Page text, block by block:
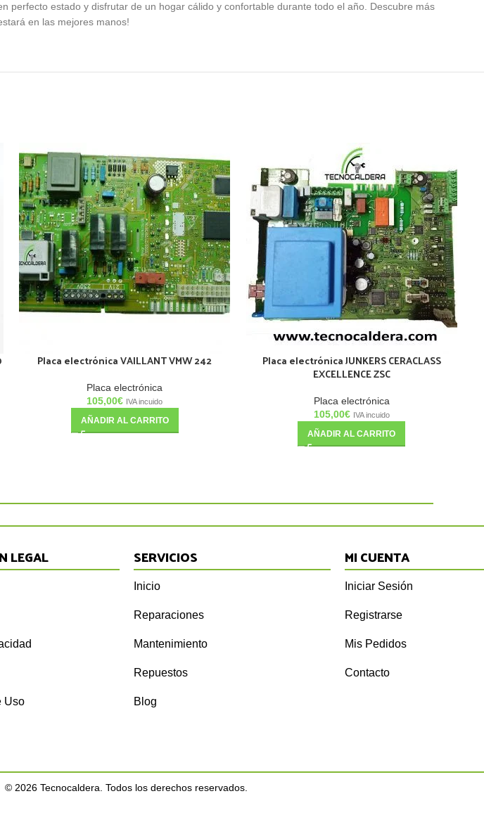
perfecto estado y disfrutar de un hogar cálido y confortable durante todo el año. Descubre más
en las mejores manos!
Placa electrónica VAILLANT VMW 242
Placa electrónica
105,00€ IVA incuido
AÑADIR AL CARRITO
Placa electrónica JUNKERS CERACLASS
EXCELLENCE ZSC
Placa electrónica
105,00€ IVA incuido
AÑADIR AL CARRITO
LEGAL
Uso
SERVICIOS
Inicio
Reparaciones
Mantenimiento
Repuestos
Blog
MI CUENTA
Iniciar Sesión
Registrarse
Mis Pedidos
Contacto
© 2026 Tecnocaldera. Todos los derechos reservados.